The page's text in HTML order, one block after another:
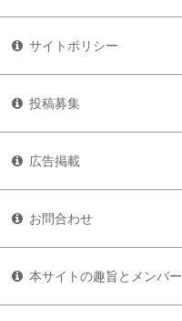
サイトポリシー
投稿募集
広告掲載
お問合わせ
本サイトの趣旨とメンバー